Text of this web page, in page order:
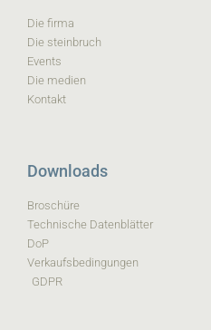
Die firma
Die steinbruch
Events
Die medien
Kontakt
Downloads
Broschüre
Technische Datenblätter
DoP
Verkaufsbedingungen
GDPR